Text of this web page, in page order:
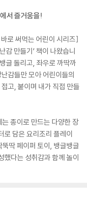
서 즐거움을!
로 써먹는 어린이 시리즈]
감 만들기’ 책이 나왔습니
글 돌리고, 좌우로 까딱까
감들만 모아 어린이들의
고, 붙이며 내가 직접 만들
는 종이로 만드는 다양한 장
로 담은 요리조리 플레이
딱 페이퍼 토이, 뱅글뱅글
했다는 성취감과 함께 놀이